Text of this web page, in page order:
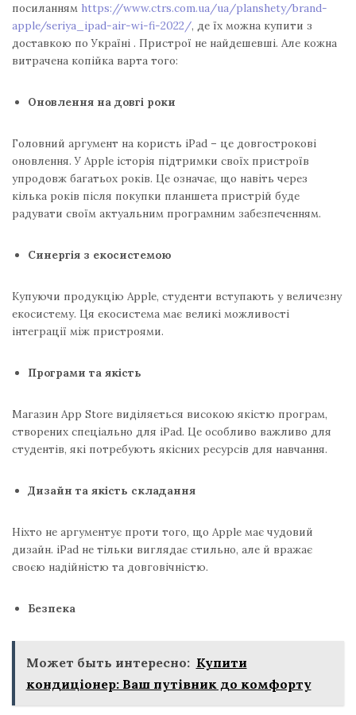
посиланням https://www.ctrs.com.ua/ua/planshety/brand-
apple/seriya_ipad-air-wi-fi-2022/, де їх можна купити з
доставкою по Україні . Пристрої не найдешевші. Але кожна
витрачена копійка варта того:
Оновлення на довгі роки
Головний аргумент на користь iPad – це довгострокові
оновлення. У Apple історія підтримки своїх пристроїв
упродовж багатьох років. Це означає, що навіть через
кілька років після покупки планшета пристрій буде
радувати своїм актуальним програмним забезпеченням.
Синергія з екосистемою
Купуючи продукцію Apple, студенти вступають у величезну
екосистему. Ця екосистема має великі можливості
інтеграції між пристроями.
Програми та якість
Магазин App Store виділяється високою якістю програм,
створених спеціально для iPad. Це особливо важливо для
студентів, які потребують якісних ресурсів для навчання.
Дизайн та якість складання
Ніхто не аргументує проти того, що Apple має чудовий
дизайн. iPad не тільки виглядає стильно, але й вражає
своєю надійністю та довговічністю.
Безпека
Может быть интересно: Купити
кондиціонер: Ваш путівник до комфорту